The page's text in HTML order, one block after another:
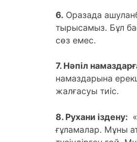
6. Оразада
тырысамыз. Бұл
сөз емес.
7. Нәпіл
намаздарына
жалғасуы тиіс.
8. Рухани іздену:
ғұламалар. Мұны